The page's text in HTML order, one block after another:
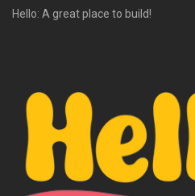
Hello: A great place to build!